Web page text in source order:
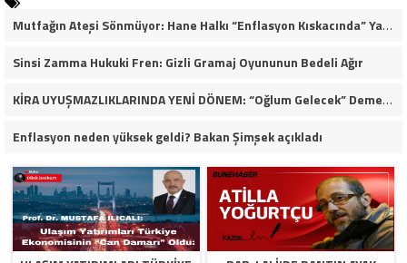
Mutfağın Ateşi Sönmüyor: Hane Halkı “Enflasyon Kıskacında” Yaşam Mücadelesi Veriyor
Sinsi Zamma Hukuki Fren: Gizli Gramaj Oyununun Bedeli Ağır
KİRA UYUŞMAZLIKLARINDA YENİ DÖNEM: “Oğlum Gelecek” Demek Tahliye İçin Yeterli mi?
Enflasyon neden yüksek geldi? Bakan Şimşek açıkladı